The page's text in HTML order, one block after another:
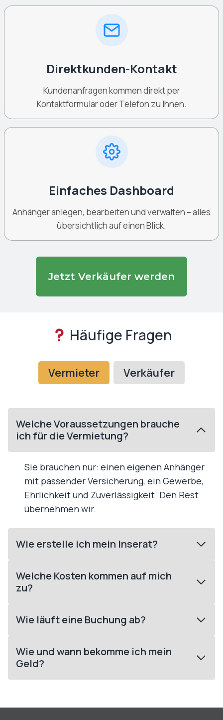
Direktkunden-Kontakt
Kundenanfragen kommen direkt per
Kontaktformular oder Telefon zu Ihnen.
Einfaches Dashboard
Anhänger anlegen, bearbeiten und verwalten – alles
übersichtlich auf einen Blick.
Jetzt Verkäufer werden
Häufige Fragen
Vermieter Verkäufer
Welche Voraussetzungen brauche
ich für die Vermietung?
Sie brauchen nur: einen eigenen Anhänger
mit passender Versicherung, ein Gewerbe,
Ehrlichkeit und Zuverlässigkeit. Den Rest
übernehmen wir.
Wie erstelle ich mein Inserat?
Welche Kosten kommen auf mich
zu?
Wie läuft eine Buchung ab?
Wie und wann bekomme ich mein
Geld?